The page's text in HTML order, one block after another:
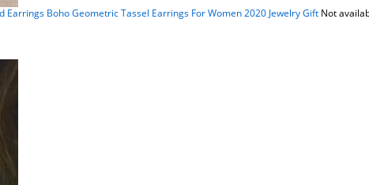
Earrings Boho Geometric Tassel Earrings For Women 2020 Jewelry Gift Not